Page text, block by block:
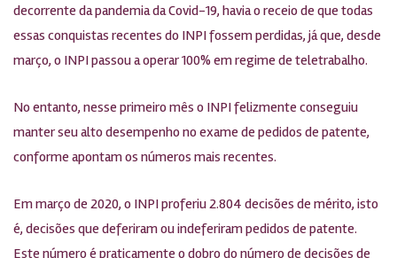
decorrente da pandemia da Covid-19, havia o receio de que todas
essas conquistas recentes do INPI fossem perdidas, já que, desde
março, o INPI passou a operar 100% em regime de teletrabalho.
No entanto, nesse primeiro mês o INPI felizmente conseguiu
manter seu alto desempenho no exame de pedidos de patente,
conforme apontam os números mais recentes.
Em março de 2020, o INPI proferiu 2.804 decisões de mérito, isto
é, decisões que deferiram ou indeferiram pedidos de patente.
Este número é praticamente o dobro do número de decisões de